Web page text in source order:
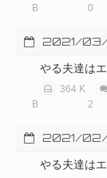
B
0
2021/03/
やる夫達は
364 K
B
2
2021/
やる夫達は